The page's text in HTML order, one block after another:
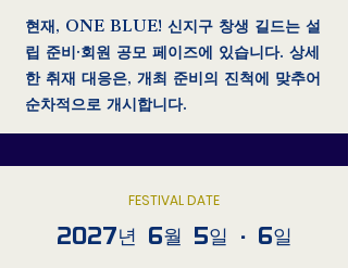
현재, ONE BLUE! 신지구 창생 길드는 설
립 준비·회원 공모 페이즈에 있습니다. 상세
한 취재 대응은, 개최 준비의 진척에 맞추어
순차적으로 개시합니다.
FESTIVAL DATE
2027년 6월 5일 · 6일